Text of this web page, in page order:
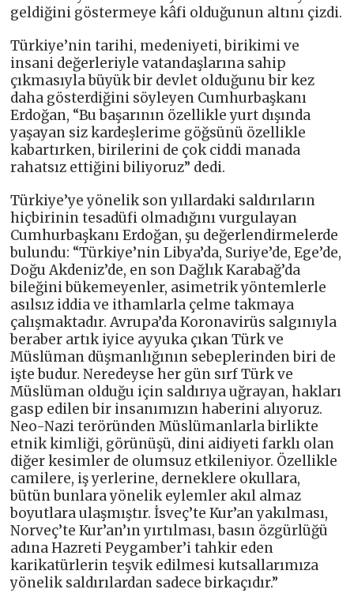
geldiğini göstermeye kâfi olduğunun altını çizdi.
Türkiye’nin tarihi, medeniyeti, birikimi ve
insani değerleriyle vatandaşlarına sahip
çıkmasıyla büyük bir devlet olduğunu bir kez
daha gösterdiğini söyleyen Cumhurbaşkanı
Erdoğan, “Bu başarının özellikle yurt dışında
yaşayan siz kardeşlerime göğsünü özellikle
kabartırken, birilerini de çok ciddi manada
rahatsız ettiğini biliyoruz” dedi.
Türkiye’ye yönelik son yıllardaki saldırıların
hiçbirinin tesadüfi olmadığını vurgulayan
Cumhurbaşkanı Erdoğan, şu değerlendirmelerde
bulundu: “Türkiye’nin Libya’da, Suriye’de, Ege’de,
Doğu Akdeniz’de, en son Dağlık Karabağ’da
bileğini bükemeyenler, asimetrik yöntemlerle
asılsız iddia ve ithamlarla çelme takmaya
çalışmaktadır. Avrupa’da Koronavirüs salgınıyla
beraber artık iyice ayyuka çıkan Türk ve
Müslüman düşmanlığının sebeplerinden biri de
işte budur. Neredeyse her gün sırf Türk ve
Müslüman olduğu için saldırıya uğrayan, hakları
gasp edilen bir insanımızın haberini alıyoruz.
Neo-Nazi teröründen Müslümanlarla birlikte
etnik kimliği, görünüşü, dini aidiyeti farklı olan
diğer kesimler de olumsuz etkileniyor. Özellikle
camilere, iş yerlerine, derneklere okullara,
bütün bunlara yönelik eylemler akıl almaz
boyutlara ulaşmıştır. İsveç’te Kur’an yakılması,
Norveç’te Kur’an’ın yırtılması, basın özgürlüğü
adına Hazreti Peygamber’i tahkir eden
karikatürlerin teşvik edilmesi kutsallarımıza
yönelik saldırılardan sadece birkaçıdır.”